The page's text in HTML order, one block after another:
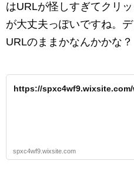
はURLが怪しすぎてクリ
が大丈夫っぽいですね。
URLのままかなんかかな？
https://
spxc4wf9.wixsite.com